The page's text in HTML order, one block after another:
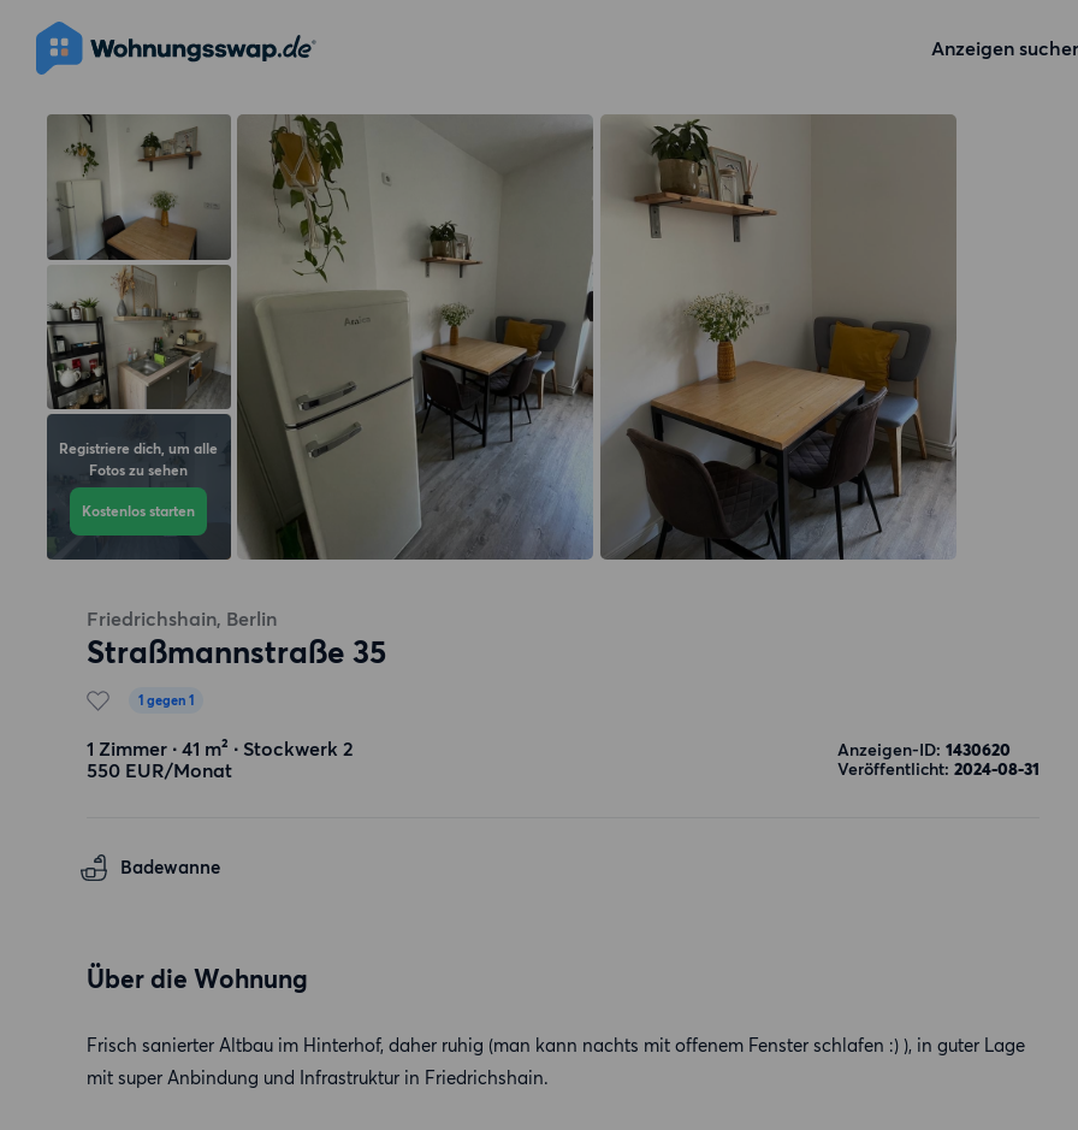
Anzeigen
Registriere dich, um alle
Fotos zu sehen
Kostenlos starten
Friedrichshain, Berlin
Straßmannstraße 35
1 gegen 1
1 Zimmer ∙ 41 m² ∙ Stockwerk 2
550 EUR/Monat
Anzeigen-ID: 1430620
Veröffentlicht: 2024-08-31
Badewanne
Über die Wohnung
Frisch sanierter Altbau im Hinterhof, daher ruhig (man kann nachts mit offenem Fenster schlafen :) ), in guter Lage
mit super Anbindung und Infrastruktur in Friedrichshain.